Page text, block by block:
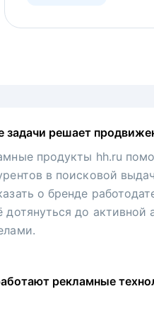
задачи решает
продукты hh.ru
в поисковой
о бренде
дотянуться до активной
рекламные